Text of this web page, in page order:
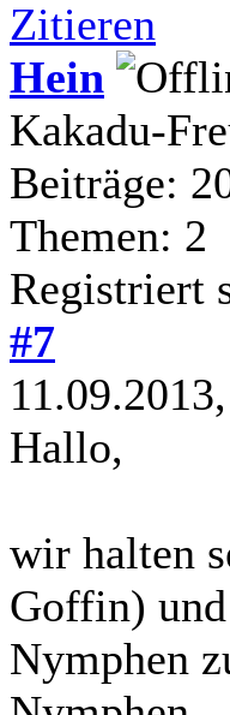
Zitieren
Hein
Kakadu-
Beiträge:
Themen: 2
Registriert
#7
Hallo,
wir halten
Goffin)
Nymphen